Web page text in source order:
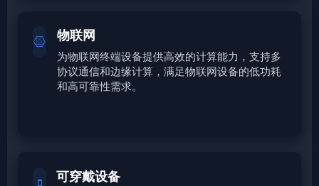
物联网
为物联网终端设备提供高效的计算能力，支持多
协议通信和边缘计算，满足物联网设备的低功耗
和高可靠性需求。
可穿戴设备